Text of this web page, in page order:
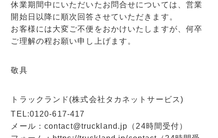
休業期間中にいただいたお問合せについては、営業
開始日以降に順次回答させていただきます。
お客様には大変ご不便をおかけいたしますが、何卒
ご理解の程お願い申し上げます。
敬具
トラックランド(株式会社タカネットサービス)
TEL:0120-617-417
メール：contact@truckland.jp（24時間受付）